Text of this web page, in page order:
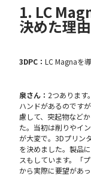
1. LC
決めた理由
3DPC：LC Magnaを
泉さん： 2つあります
ハンドがあるのです
慮して、突起物など
た。当初は削りやイ
が大変で。3Dプリン
を決めました。製品
スもしています。「
から実際に要望があ